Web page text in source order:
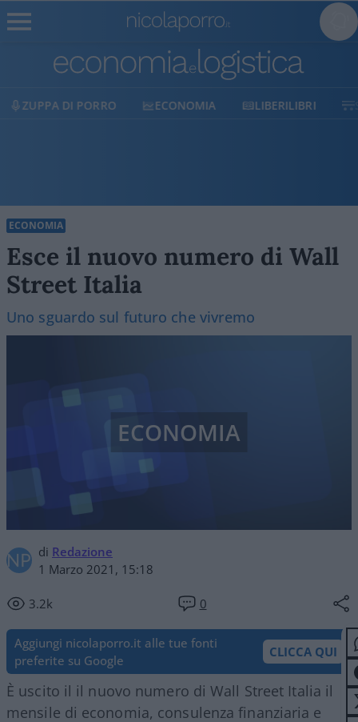
ECONOMIA LIBERILIBRI SHOP SOSTIENICI
ECONOMIA
Esce il nuovo numero di Wall
Street Italia
Uno sguardo sul futuro che vivremo
di Redazione
1 Marzo 2021, 15:18
3.2k 0
ECONOMIA
Aggiungi nicolaporro.it alle tue fonti
preferite su Google
CLICCA QUI
È uscito il il nuovo numero di Wall Street Italia il
mensile di economia, consulenza finanziaria e